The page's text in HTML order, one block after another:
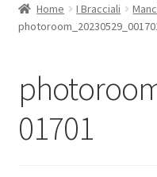
CGV
Il mio account
Home I Bracciali
01701